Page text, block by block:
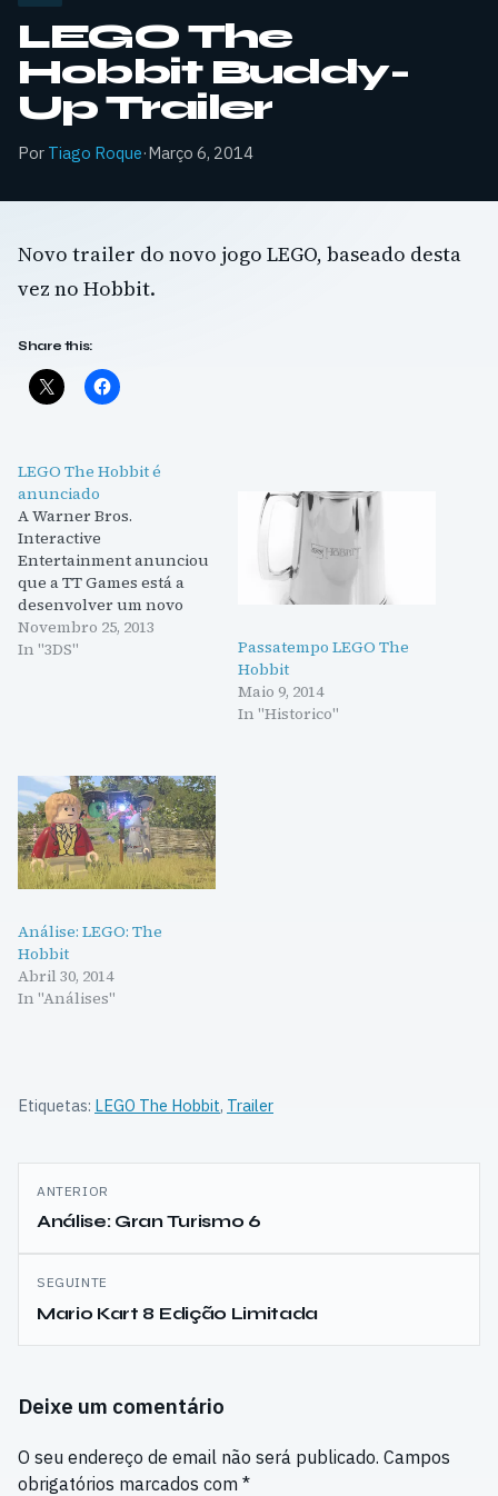
LEGO The
Hobbit Buddy-
Up Trailer
Por Tiago Roque·Março 6, 2014
Novo trailer do novo jogo LEGO, baseado desta
vez no Hobbit.
Share this:
LEGO The Hobbit é
anunciado
A Warner Bros.
Interactive
Entertainment anunciou
que a TT Games está a
desenvolver um novo
LEGO, desta vez baseado
nos dois primeiros filmes
o…
Novembro 25, 2013
In "3DS"
Passatempo LEGO The
Hobbit
Maio 9, 2014
In "Historico"
Análise: LEGO: The
Hobbit
Abril 30, 2014
In "Análises"
Etiquetas: LEGO The Hobbit, Trailer
Navegação
de
artigos
ANTERIOR
Análise: Gran Turismo 6
SEGUINTE
Mario Kart 8 Edição Limitada
Deixe um comentário
O seu endereço de email não será publicado. Campos
obrigatórios marcados com *